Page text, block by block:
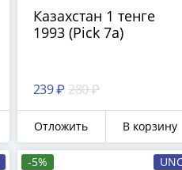
Казахстан 1 тенге
1993 (Pick 7a)
239 ₽ 280 ₽
Отложить В корзину
-5%